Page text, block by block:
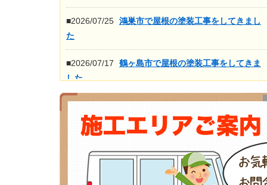
■2026/07/25 鴻巣市で屋根の塗装工事をしてきまし
た
■2026/07/17
鶴ヶ島市で屋根の塗装工事をしてきま
した
ました
もっと見る>>>